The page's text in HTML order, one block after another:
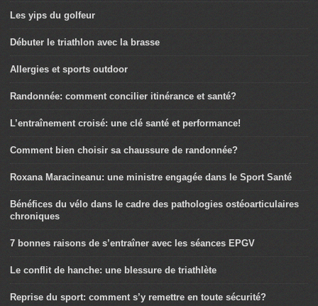
Les yips du golfeur
Débuter le triathlon avec la brasse
Allergies et sports outdoor
Randonnée: comment concilier itinérance et santé?
L’entraînement croisé: une clé santé et performance!
Comment bien choisir sa chaussure de randonnée?
Roxana Maracineanu: une ministre engagée dans le Sport Santé
Bénéfices du vélo dans le cadre des pathologies ostéoarticulaires
chroniques
7 bonnes raisons de s’entraîner avec les séances EPGV
Le conflit de hanche: une blessure de triathlète
Reprise du sport: comment s’y remettre en toute sécurité?